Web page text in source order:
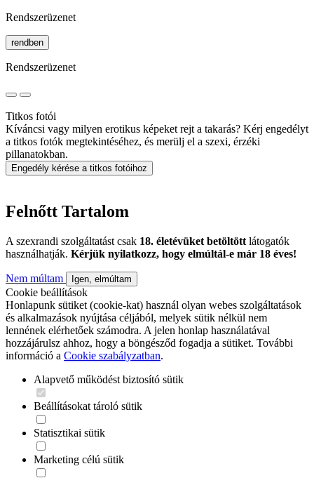
Rendszerüzenet
rendben
Rendszerüzenet
Titkos fotói
Kíváncsi vagy milyen erotikus képeket rejt a takarás? Kérj engedélyt
a titkos fotók megtekintéséhez, és merülj el a szexi, érzéki
pillanatokban.
Engedély kérése a titkos fotóihoz
Felnőtt Tartalom
A szexrandi szolgáltatást csak 18. életévüket betöltött látogatók
használhatják. Kérjük nyilatkozz, hogy elmúltál-e már 18 éves!
Nem múltam Igen, elmúltam
Cookie beállítások
Honlapunk sütiket (cookie-kat) használ olyan webes szolgáltatások
és alkalmazások nyújtása céljából, melyek sütik nélkül nem
lennének elérhetőek számodra. A jelen honlap használatával
hozzájárulsz ahhoz, hogy a böngésződ fogadja a sütiket. További
információ a Cookie szabályzatban.
Alapvető működést biztosító sütik
Beállításokat tároló sütik
Statisztikai sütik
Marketing célú sütik